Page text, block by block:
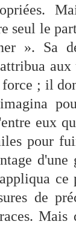
seul le
». Sa
aux
; il
eux
pour
ce
de